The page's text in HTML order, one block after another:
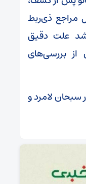
مراجع ذی‌ربط
علت دقیق
بررسی‌های
سبحان لامرد و